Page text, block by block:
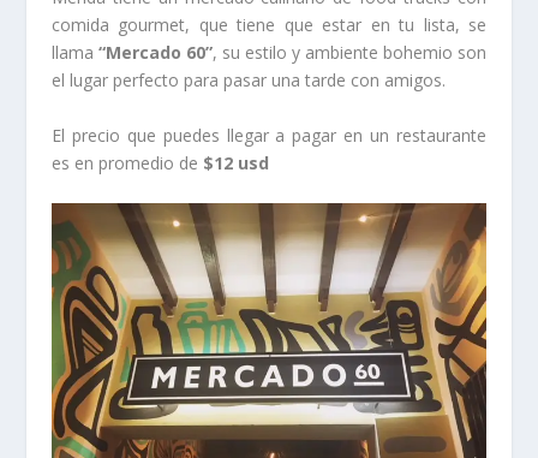
comida gourmet, que tiene que estar en tu lista, se
llama “Mercado 60”, su estilo y ambiente bohemio son
el lugar perfecto para pasar una tarde con amigos.
El precio que puedes llegar a pagar en un restaurante
es en promedio de $12 usd